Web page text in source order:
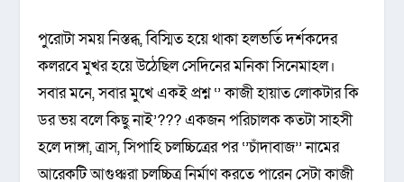
পুরোটা সময় নিস্তব্ধ, বিস্মিত হয়ে থাকা হলভর্তি দর্শকদের
কলরবে মুখর হয়ে উঠেছিল সেদিনের মনিকা সিনেমাহল।
সবার মনে, সবার মুখে একই প্রশ্ন ‘’ কাজী হায়াত লোকটার কি
ডর ভয় বলে কিছু নাই’??? একজন পরিচালক কতটা সাহসী
হলে দাঙ্গা, ত্রাস, সিপাহি চলচ্চিত্রের পর ‘’চাঁদাবাজ’’ নামের
আরেকটি আগুঞ্ঝরা চলচ্চিত্র নির্মাণ করতে পারেন সেটা কাজী